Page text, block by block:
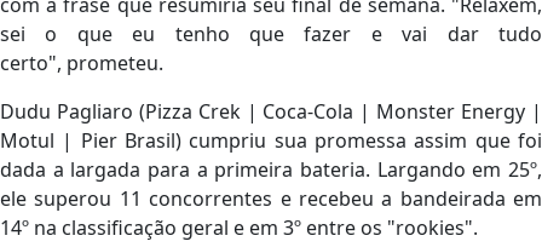
sei o que eu tenho que fazer e vai dar tudo
certo", prometeu.
Dudu Pagliaro (Pizza Crek | Coca-Cola | Monster Energy |
Motul | Pier Brasil) cumpriu sua promessa assim que foi
dada a largada para a primeira bateria. Largando em 25º,
ele superou 11 concorrentes e recebeu a bandeirada em
14º na classificação geral e em 3º entre os "rookies".